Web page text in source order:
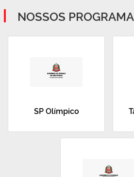
NOSSOS
SP Olímpico